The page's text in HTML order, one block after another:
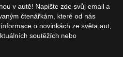
v autě! Napište zde svůj email a
čtenářkám, které od nás
o novinkách ze světa aut,
soutěžích nebo